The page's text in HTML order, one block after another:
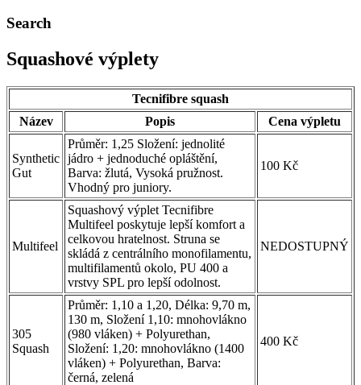
Search
Squashové výplety
Tecnifibre squash
Název
Popis Cena výpletu
Synthetic
Gut
Průměr: 1,25 Složení: jednolité
jádro + jednoduché opláštění,
Barva: žlutá, Vysoká pružnost.
Vhodný pro juniory.
100 Kč
Multifeel
Squashový výplet Tecnifibre
Multifeel poskytuje lepší komfort a
celkovou hratelnost. Struna se
skládá z centrálního monofilamentu,
multifilamentů okolo, PU 400 a
vrstvy SPL pro lepší odolnost.
NEDOSTUPNÝ
305
Squash
Průměr: 1,10 a 1,20, Délka: 9,70 m,
130 m, Složení 1,10: mnohovlákno
(980 vláken) + Polyurethan,
Složení: 1,20: mnohovlákno (1400
vláken) + Polyurethan, Barva:
černá, zelená
400 Kč